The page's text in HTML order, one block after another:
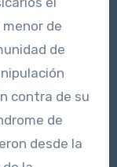
de
de
contra de su
de
desde la